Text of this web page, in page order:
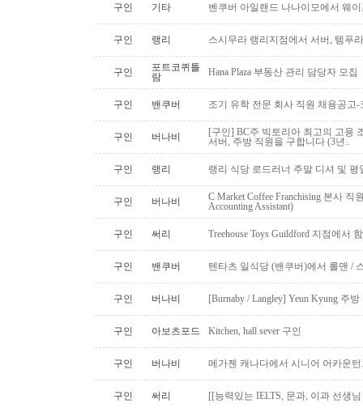
구인 기타 벤쿠버 아일랜드 나나이모에서 웨
구인 랭리 스시무라 랭리지점에서 서버, 템푸
구인
포트코퀴틀
람
Hana Plaza 부동산 관리 담당자 모집
구인 밴쿠버 조기 유학 전문 회사 직원 채용공고
구인 버나비
[구인] BC주 빅토리아 최고의 고용
서버, 주방 직원을 구합니다 (3년..
구인 랭리 랭리 식당 로드러너 주말 디셔 및
구인 버나비
C Market Coffee Franchising 본사 직
Accounting Assistant)
구인 써리 Treehouse Toys Guildford 지점에서
구인 밴쿠버 텐타츠 일식당 (밴쿠버)에서 롤맨 /
구인 버나비 [Burnaby / Langley] Yeun Kyung 주
구인 아보츠포드 Kitchen, hall sever 구인
구인 버나비 메가젠 캐나다에서 시니어 어카운
구인 써리 [[능력있는 IELTS, 문과, 이과 선생